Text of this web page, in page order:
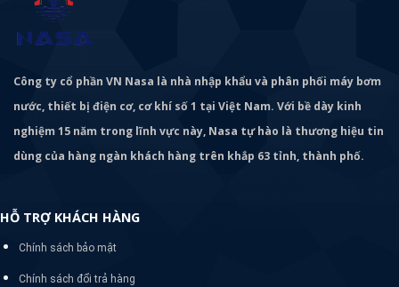
Công ty cổ phần VN Nasa là nhà nhập khẩu và phân phối máy bơm
nước, thiết bị điện cơ, cơ khí số 1 tại Việt Nam. Với bề dày kinh
nghiệm 15 năm trong lĩnh vực này, Nasa tự hào là thương hiệu tin
dùng của hàng ngàn khách hàng trên khắp 63 tỉnh, thành phố.
HỖ TRỢ KHÁCH HÀNG
Chính sách bảo mật
Chính sách đổi trả hàng